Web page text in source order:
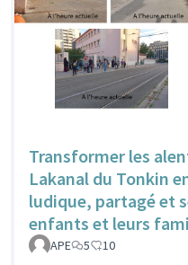
Transformer les
Lakanal du Tonkin
ludique, partagé et
enfants et leurs
APE 5 10